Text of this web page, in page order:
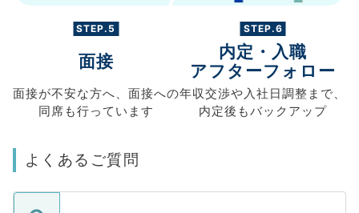
STEP.5
面接
面接が不安な方へ、 面接への
同席も行っています
STEP.6
内定・入職
アフターフォロー
年収交渉や入社日調整まで、
内定後もバックアップ
よくあるご質問